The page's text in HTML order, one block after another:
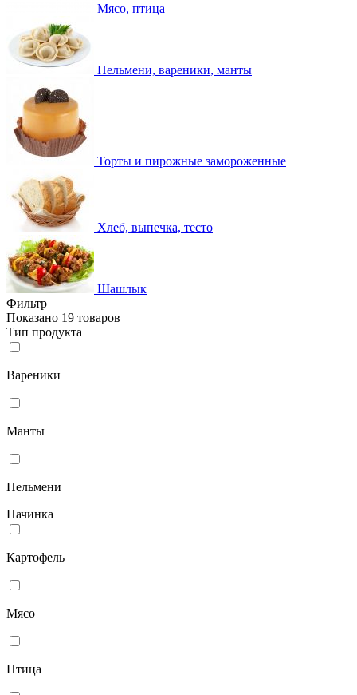
Мясо, птица
Пельмени, вареники, манты
Торты и пирожные замороженные
Хлеб, выпечка, тесто
Шашлык
Фильтр
Показано 19 товаров
Тип продукта
Вареники
Манты
Пельмени
Начинка
Картофель
Мясо
Птица